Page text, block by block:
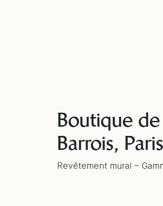
Boutique
Barrois,
Revêtement mural –